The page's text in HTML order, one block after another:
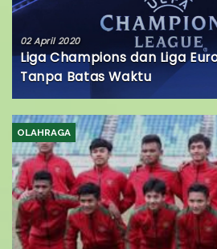
02 April 2020
Liga Champions dan Liga
Tanpa Batas Waktu
OLAHRAGA